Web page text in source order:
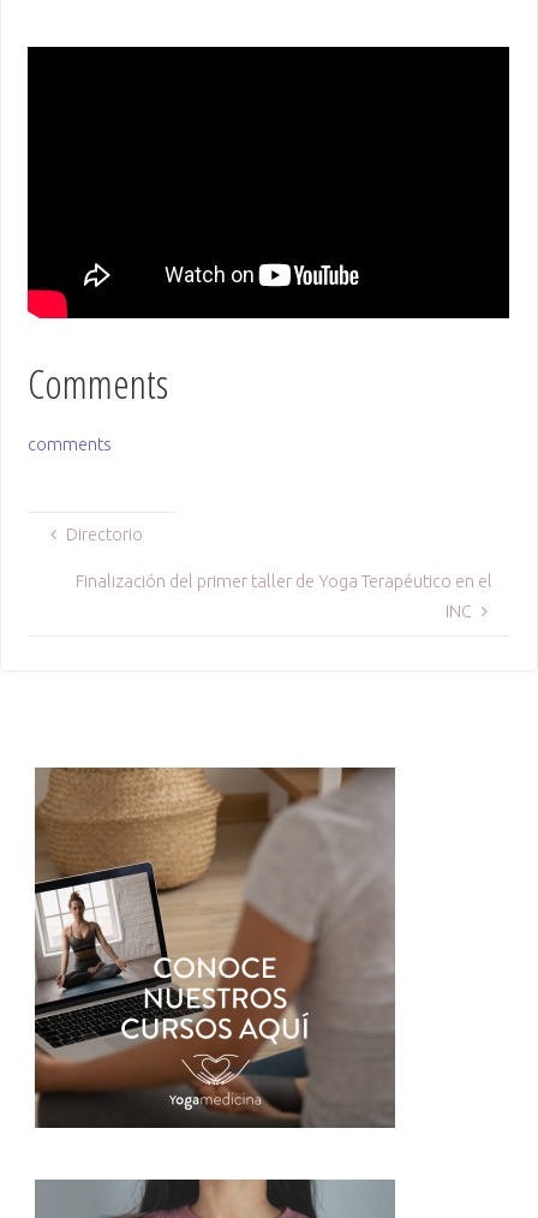
Comments
comments
Directorio
Finalización del primer taller de Yoga Terapéutico en el
INC